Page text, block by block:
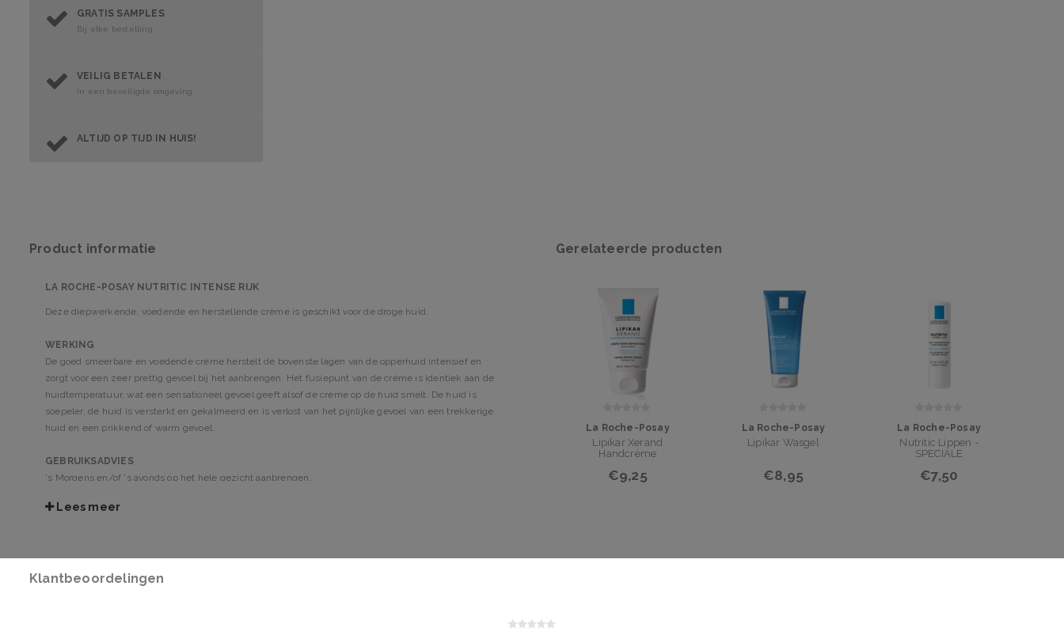
GRATIS SAMPLES
Bij elke bestelling
VEILIG BETALEN
In een beveiligde omgeving
ALTIJD OP TIJD IN HUIS!
Product informatie
LA ROCHE-POSAY NUTRITIC INTENSE RIJK
Deze diepwerkende, voedende en herstellende crème is geschikt voor de droge huid.
WERKING
De goed smeerbare en voedende crème herstelt de bovenste lagen van de opperhuid intensief en
zorgt voor een zeer prettig gevoel bij het aanbrengen. Het fusiepunt van de crème is identiek aan de
huidtemperatuur, wat een sensationeel gevoel geeft alsof de crème op de huid smelt. De huid is
soepeler, de huid is versterkt en gekalmeerd en is verlost van het pijnlijke gevoel van een trekkerige
huid en een prikkend of warm gevoel.
GEBRUIKSADVIES
's Morgens en/of 's avonds op het hele gezicht aanbrengen.
INGREDIËNTEN
Myristyl Myristate, Niacinamide, PEG-100 Stearate
INHOUD
Lees meer
Gerelateerde producten
La Roche-Posay
Lipikar Xerand
Handcrème
€9,25
La Roche-Posay
Lipikar Wasgel
€8,95
La Roche-Posay
Nutritic Lippen -
SPECIALE
€7,50
Klantbeoordelingen